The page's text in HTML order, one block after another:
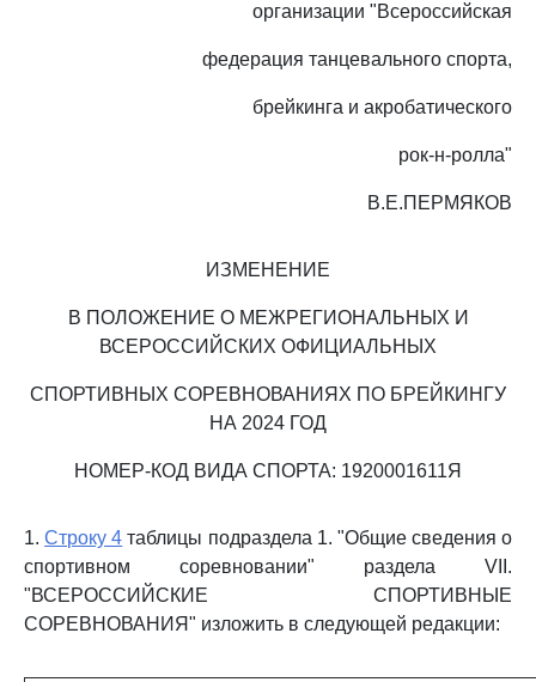
организации "Всероссийская
федерация танцевального спорта,
брейкинга и акробатического
рок-н-ролла"
В.Е.ПЕРМЯКОВ
ИЗМЕНЕНИЕ
В ПОЛОЖЕНИЕ О МЕЖРЕГИОНАЛЬНЫХ И
ВСЕРОССИЙСКИХ ОФИЦИАЛЬНЫХ
СПОРТИВНЫХ СОРЕВНОВАНИЯХ ПО БРЕЙКИНГУ
НА 2024 ГОД
НОМЕР-КОД ВИДА СПОРТА: 1920001611Я
1.Строку 4 таблицы подраздела 1. "Общие сведения о
спортивном соревновании" раздела VII.
"ВСЕРОССИЙСКИЕ СПОРТИВНЫЕ
СОРЕВНОВАНИЯ" изложить в следующей редакции: